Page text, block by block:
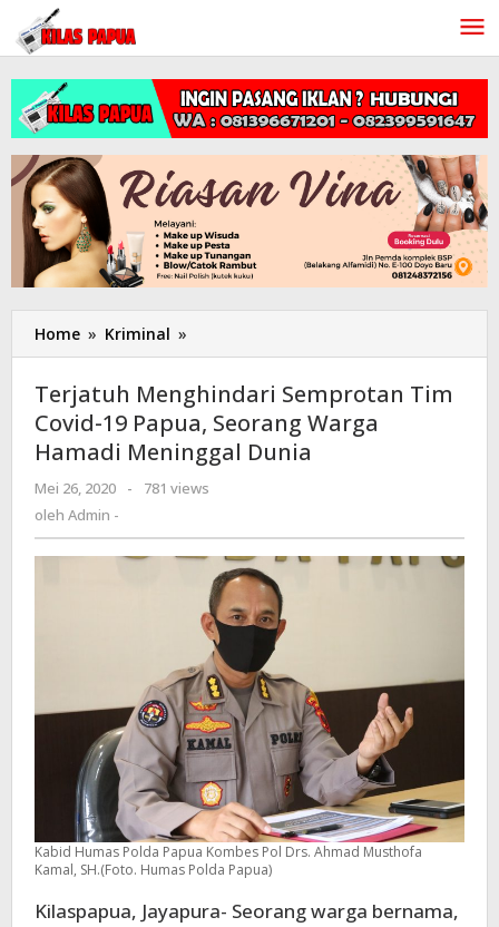
Lewati
konten
Home » Kriminal »
Menghindari
Semprotan
Tim
Covid-
19
Seorang
Hamadi
Meninggal
Dunia
Terjatuh Menghindari Semprotan Tim
Covid-19 Papua, Seorang Warga
Hamadi Meninggal Dunia
Mei 26, 2020
oleh
-
781 views
oleh Admin -
Kabid Humas Polda Papua Kombes Pol Drs. Ahmad Musthofa
Kamal, SH.(Foto. Humas Polda Papua)
Kilaspapua, Jayapura- Seorang warga bernama,